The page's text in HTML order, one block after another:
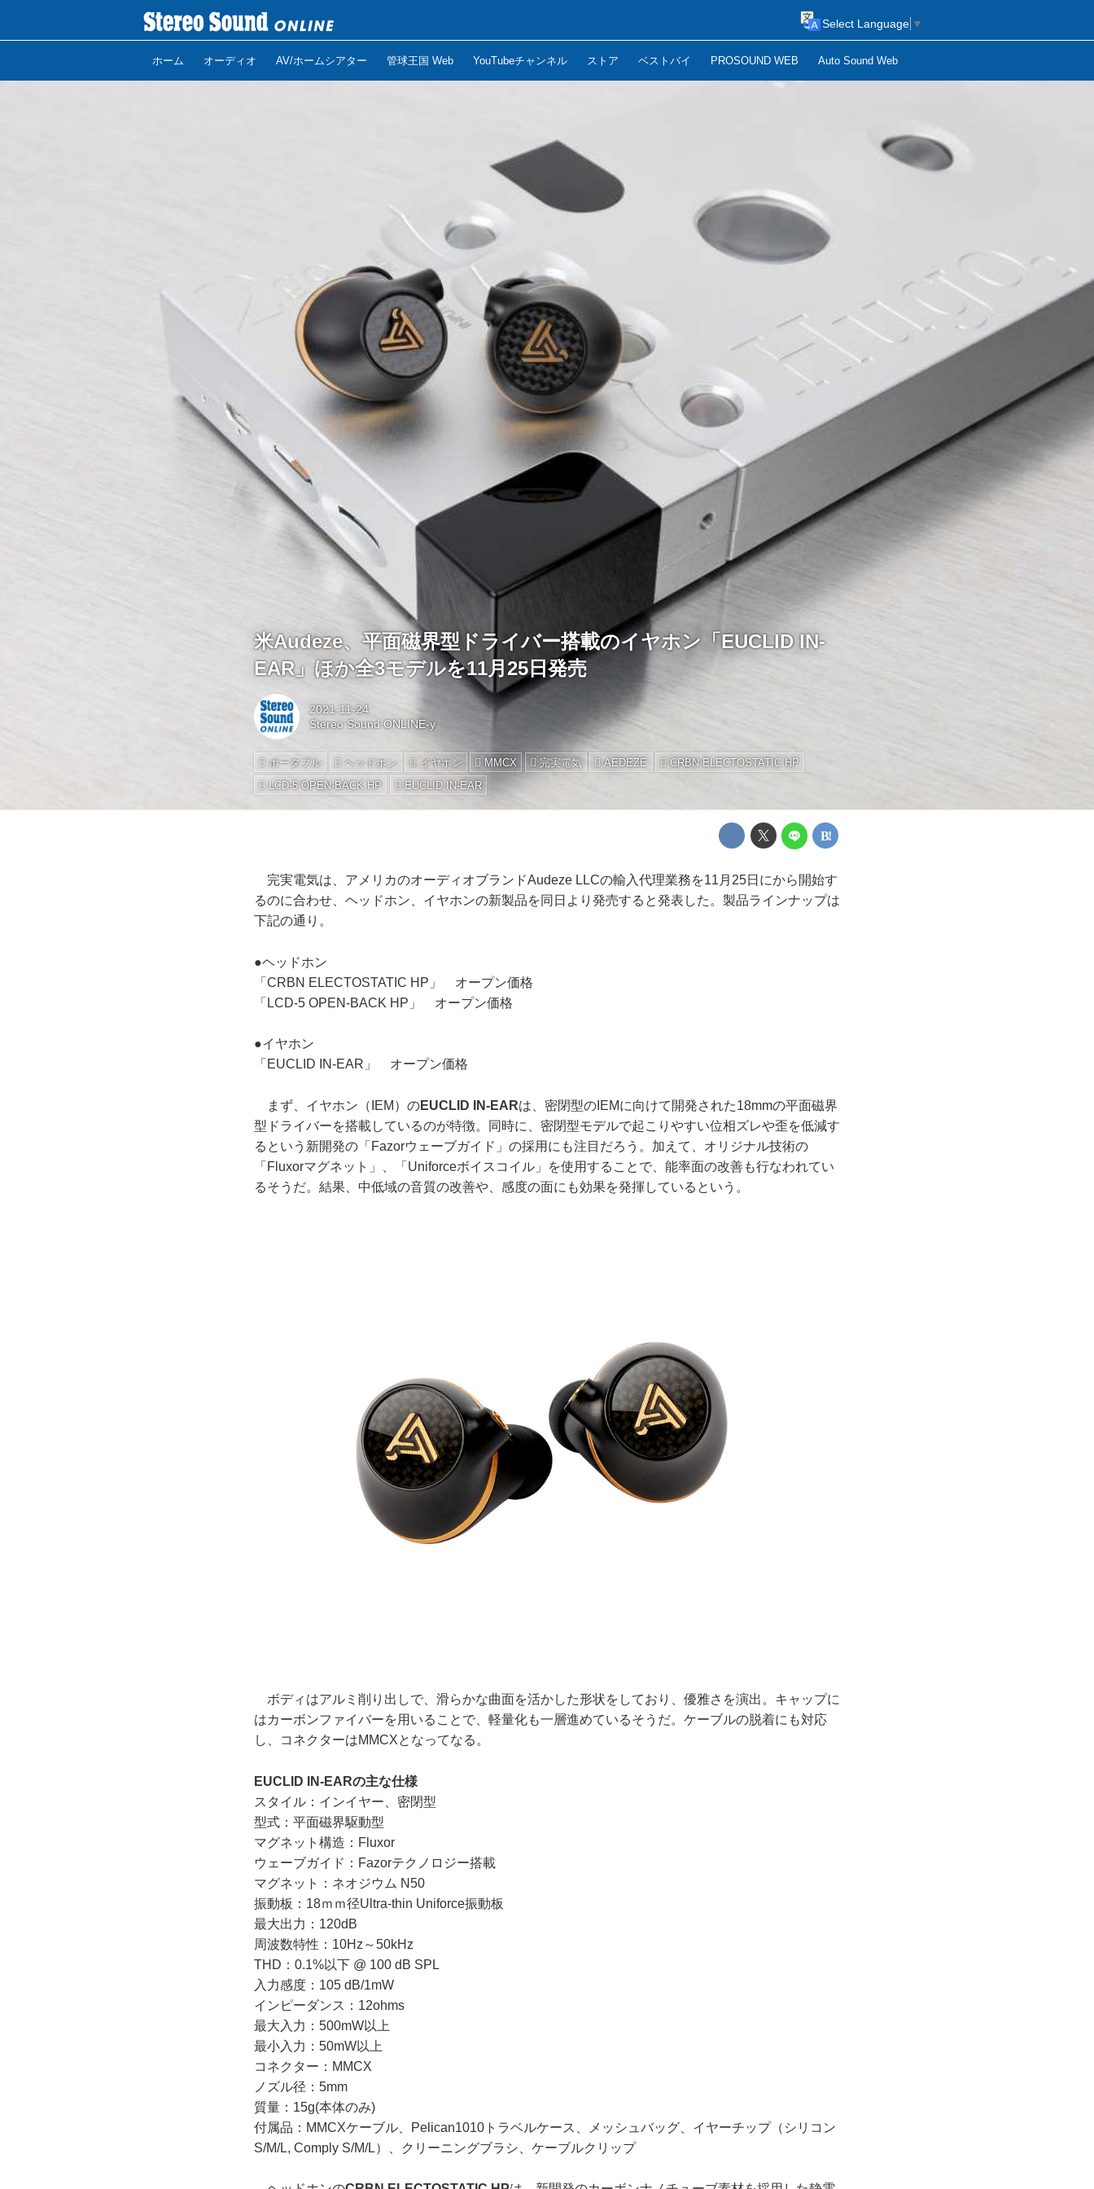
ホーム オーディオ AV/ホームシアター 管球王国 Web YouTubeチャンネル ストア ベストバイ PROSOUND WEB Auto Sound Web
Select Language ▼
米Audeze、平面磁界型ドライバー搭載のイヤホン「EUCLID IN-
EAR」ほか全3モデルを11月25日発売
2021-11-24
Stereo Sound ONLINE-y
ポータブル ヘッドホン イヤホン MMCX 完実電気 AEDEZE
CRBN ELECTOSTATIC HP
LCD-5 OPEN-BACK HP
EUCLID IN-EAR
完実電気は、アメリカのオーディオブランドAudeze LLCの輸入代理業務を11月25日にから開始す
るのに合わせ、ヘッドホン、イヤホンの新製品を同日より発売すると発表した。製品ラインナップは
下記の通り。
●ヘッドホン
「CRBN ELECTOSTATIC HP」 オープン価格
「LCD-5 OPEN-BACK HP」 オープン価格
●イヤホン
「EUCLID IN-EAR」 オープン価格
まず、イヤホン（IEM）のEUCLID IN-EARは、密閉型のIEMに向けて開発された18mmの平面磁界
型ドライバーを搭載しているのが特徴。同時に、密閉型モデルで起こりやすい位相ズレや歪を低減す
るという新開発の「Fazorウェーブガイド」の採用にも注目だろう。加えて、オリジナル技術の
「Fluxorマグネット」、「Uniforceボイスコイル」を使用することで、能率面の改善も行なわれてい
るそうだ。結果、中低域の音質の改善や、感度の面にも効果を発揮しているという。
ボディはアルミ削り出しで、滑らかな曲面を活かした形状をしており、優雅さを演出。キャップに
はカーボンファイバーを用いることで、軽量化も一層進めているそうだ。ケーブルの脱着にも対応
し、コネクターはMMCXとなってなる。
EUCLID IN-EARの主な仕様
スタイル：インイヤー、密閉型
型式：平面磁界駆動型
マグネット構造：Fluxor
ウェーブガイド：Fazorテクノロジー搭載
マグネット：ネオジウム N50
振動板：18ｍｍ径Ultra-thin Uniforce振動板
最大出力：120dB
周波数特性：10Hz～50kHz
THD：0.1%以下 @ 100 dB SPL
入力感度：105 dB/1mW
インピーダンス：12ohms
最大入力：500mW以上
最小入力：50mW以上
コネクター：MMCX
ノズル径：5mm
質量：15g(本体のみ)
付属品：MMCXケーブル、Pelican1010トラベルケース、メッシュバッグ、イヤーチップ（シリコン
S/M/L, Comply S/M/L）、クリーニングブラシ、ケーブルクリップ